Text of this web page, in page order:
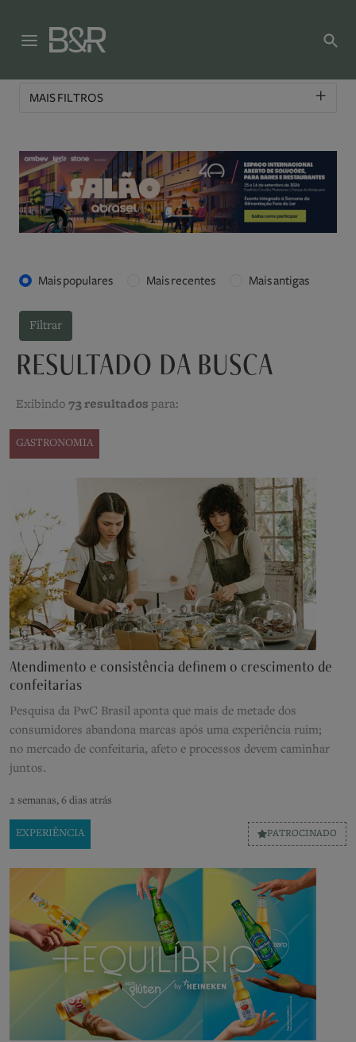
MAIS FILTROS +
Mais populares Mais recentes Mais antigas
Filtrar
RESULTADO DA BUSCA
Exibindo 73 resultados para:
GASTRONOMIA
Atendimento e consistência definem o crescimento de
confeitarias
Pesquisa da PwC Brasil aponta que mais de metade dos
consumidores abandona marcas após uma experiência ruim;
no mercado de confeitaria, afeto e processos devem caminhar
juntos.
2 semanas, 6 dias atrás
EXPERIÊNCIA PATROCINADO